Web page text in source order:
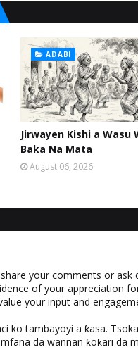
ADABI
Jirwayen Kishi a Wasu
Baka Na Mata
August 06, 2026
your comments or
of your appreciation
your input and
ko tambayoyi a ƙasa.
da wannan ƙoƙari da